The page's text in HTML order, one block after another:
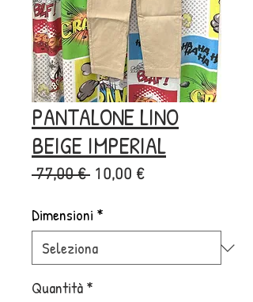
PANTALONE LINO
BEIGE IMPERIAL
77,00 € Prezzo
10,00 €Prezzo
Dimensioni *
Quantità*